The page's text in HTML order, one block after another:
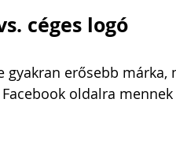
céges logó
gyakran erősebb márka,
oldalra